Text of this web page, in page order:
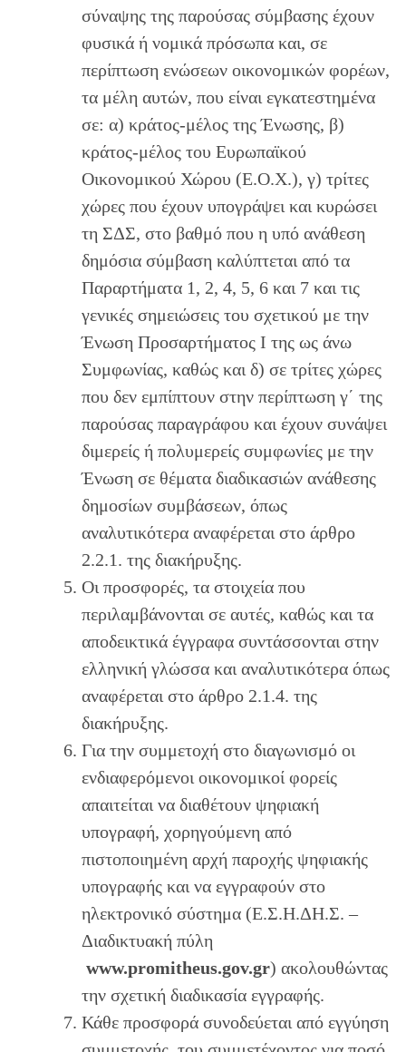
σύναψης της παρούσας σύμβασης έχουν
φυσικά ή νομικά πρόσωπα και, σε
περίπτωση ενώσεων οικονομικών φορέων,
τα μέλη αυτών, που είναι εγκατεστημένα
σε: α) κράτος-μέλος της Ένωσης, β)
κράτος-μέλος του Ευρωπαϊκού
Οικονομικού Χώρου (Ε.Ο.Χ.), γ) τρίτες
χώρες που έχουν υπογράψει και κυρώσει
τη ΣΔΣ, στο βαθμό που η υπό ανάθεση
δημόσια σύμβαση καλύπτεται από τα
Παραρτήματα 1, 2, 4, 5, 6 και 7 και τις
γενικές σημειώσεις του σχετικού με την
Ένωση Προσαρτήματος I της ως άνω
Συμφωνίας, καθώς και δ) σε τρίτες χώρες
που δεν εμπίπτουν στην περίπτωση γ΄ της
παρούσας παραγράφου και έχουν συνάψει
διμερείς ή πολυμερείς συμφωνίες με την
Ένωση σε θέματα διαδικασιών ανάθεσης
δημοσίων συμβάσεων, όπως
αναλυτικότερα αναφέρεται στο άρθρο
2.2.1. της διακήρυξης.
Οι προσφορές, τα στοιχεία που
περιλαμβάνονται σε αυτές, καθώς και τα
αποδεικτικά έγγραφα συντάσσονται στην
ελληνική γλώσσα και αναλυτικότερα όπως
αναφέρεται στο άρθρο 2.1.4. της
διακήρυξης.
Για την συμμετοχή στο διαγωνισμό οι
ενδιαφερόμενοι οικονομικοί φορείς
απαιτείται να διαθέτουν ψηφιακή
υπογραφή, χορηγούμενη από
πιστοποιημένη αρχή παροχής ψηφιακής
υπογραφής και να εγγραφούν στο
ηλεκτρονικό σύστημα (Ε.Σ.Η.ΔΗ.Σ. –
Διαδικτυακή πύλη
www.promitheus.gov.gr) ακολουθώντας
την σχετική διαδικασία εγγραφής.
Κάθε προσφορά συνοδεύεται από εγγύηση